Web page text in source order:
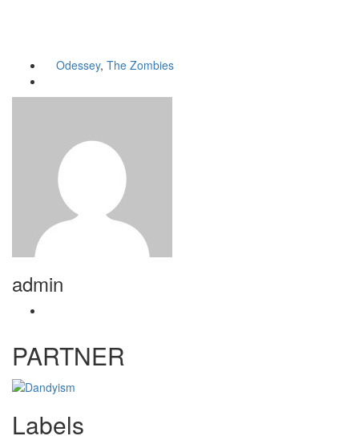
Odessey, The Zombies
admin
PARTNER
Labels